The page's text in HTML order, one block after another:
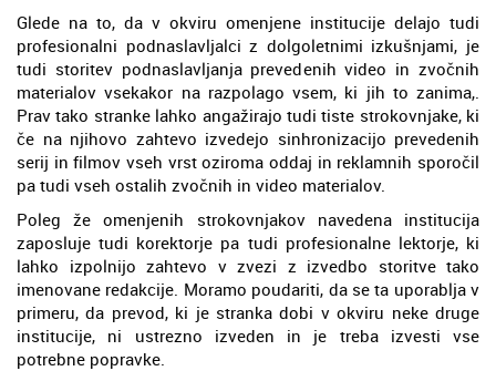
Glede na to, da v okviru omenjene institucije delajo tudi
profesionalni podnaslavljalci z dolgoletnimi izkušnjami, je
tudi storitev podnaslavljanja prevedenih video in zvočnih
materialov vsekakor na razpolago vsem, ki jih to zanima,.
Prav tako stranke lahko angažirajo tudi tiste strokovnjake, ki
če na njihovo zahtevo izvedejo sinhronizacijo prevedenih
serij in filmov vseh vrst oziroma oddaj in reklamnih sporočil
pa tudi vseh ostalih zvočnih in video materialov.
Poleg že omenjenih strokovnjakov navedena institucija
zaposluje tudi korektorje pa tudi profesionalne lektorje, ki
lahko izpolnijo zahtevo v zvezi z izvedbo storitve tako
imenovane redakcije. Moramo poudariti, da se ta uporablja v
primeru, da prevod, ki je stranka dobi v okviru neke druge
institucije, ni ustrezno izveden in je treba izvesti vse
potrebne popravke.